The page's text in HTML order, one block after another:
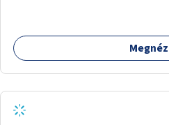
(de szinTben nem, mert
szakaszon könnyű lenne elesni
zötyögőssége elriassza a
szálguldástól.